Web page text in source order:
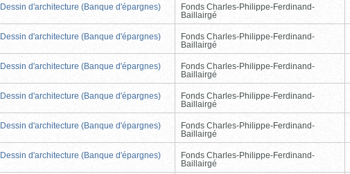
Dessin d'architecture (Banque d'épargnes)
Fonds Charles-Philippe-Ferdinand-
Baillairgé
Dessin d'architecture (Banque d'épargnes)
Fonds Charles-Philippe-Ferdinand-
Baillairgé
Dessin d'architecture (Banque d'épargnes)
Fonds Charles-Philippe-Ferdinand-
Baillairgé
Dessin d'architecture (Banque d'épargnes)
Fonds Charles-Philippe-Ferdinand-
Baillairgé
Dessin d'architecture (Banque d'épargnes)
Fonds Charles-Philippe-Ferdinand-
Baillairgé
Dessin d'architecture (Banque d'épargnes)
Fonds Charles-Philippe-Ferdinand-
Baillairgé